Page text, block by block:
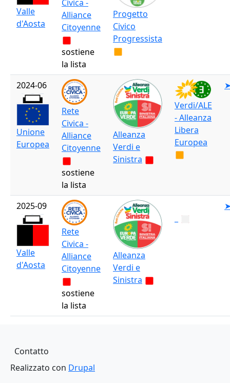
Valle
d'Aosta
Civica -
Alliance
Citoyenne
sostiene
la lista
Progetto
Civico
Progressista
2024-06
Unione
Europea
Rete
Civica -
Alliance
Citoyenne
sostiene
la lista
Alleanza
Verdi e
Sinistra
Verdi/ALE
- Alleanza
Libera
Europea
2025-09
Valle
d'Aosta
Rete
Civica -
Alliance
Citoyenne
sostiene
la lista
Alleanza
Verdi e
Sinistra
Piè di pagina
Contatto
Realizzato con Drupal